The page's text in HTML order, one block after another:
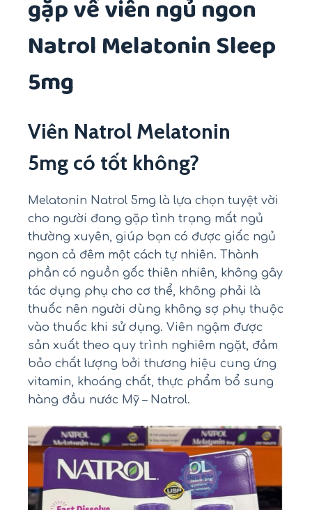
gặp về viên ngủ ngon
Natrol Melatonin Sleep
5mg
Viên Natrol Melatonin
5mg có tốt không?
Melatonin Natrol 5mg là lựa chọn tuyệt vời
cho người đang gặp tình trạng mất ngủ
thường xuyên, giúp bạn có được giấc ngủ
ngon cả đêm một cách tự nhiên. Thành
phần có nguồn gốc thiên nhiên, không gây
tác dụng phụ cho cơ thể, không phải là
thuốc nên người dùng không sợ phụ thuộc
vào thuốc khi sử dụng. Viên ngậm được
sản xuất theo quy trình nghiêm ngặt, đảm
bảo chất lượng bởi thương hiệu cung ứng
vitamin, khoáng chất, thực phẩm bổ sung
hàng đầu nước Mỹ – Natrol.